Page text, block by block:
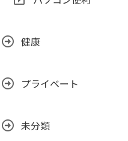
健康
プライベート
未分類